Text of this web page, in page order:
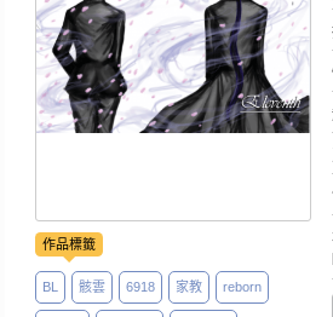
作品標籤
BL 骸雲 6918 家教 reborn